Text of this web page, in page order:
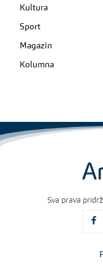
Kultura
Sport
Magazin
Kolumna
Sva prava